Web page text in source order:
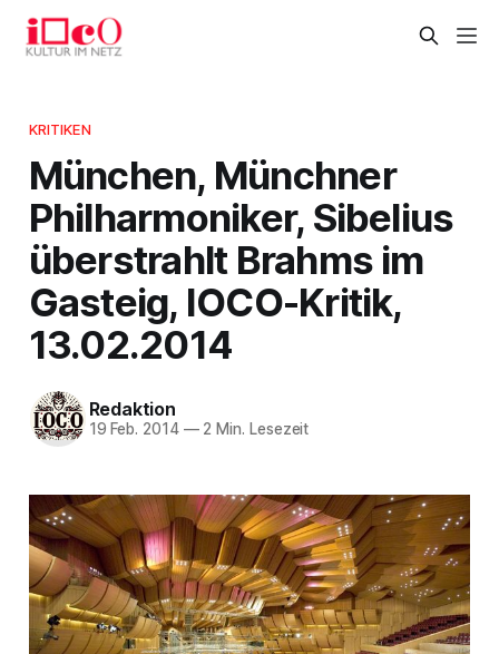
KRITIKEN
München, Münchner
Philharmoniker, Sibelius
überstrahlt Brahms im
Gasteig, IOCO-Kritik,
13.02.2014
Redaktion
19 Feb. 2014 —2 Min. Lesezeit